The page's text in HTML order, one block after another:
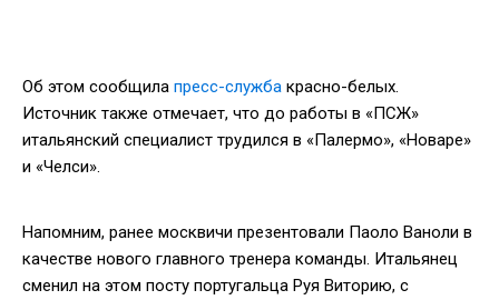
Об этом сообщила пресс-служба красно-белых.
Источник также отмечает, что до работы в «ПСЖ»
итальянский специалист трудился в «Палермо», «Новаре»
и «Челси».
Напомним, ранее москвичи презентовали Паоло Ваноли в
качестве нового главного тренера команды. Итальянец
сменил на этом посту португальца Руя Виторию, с